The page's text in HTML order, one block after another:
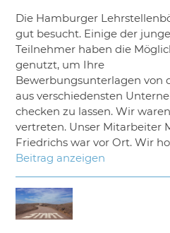
Die Hamburger
gut besucht. Einige der
Teilnehmer haben die
genutzt, um Ihre
Bewerbungsunterlagen von
aus verschiedensten
checken zu lassen. Wir
vertreten. Unser Mitarbeiter
Friedrichs war vor Ort. Wir
Beitrag anzeigen